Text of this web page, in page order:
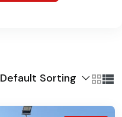
Default Sorting